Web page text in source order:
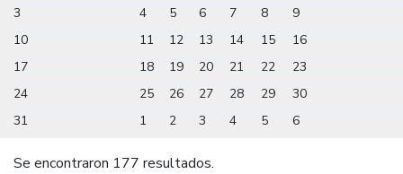
3
4 5 6 7 8
9
10
11 12 13 14 15
16
17
18 19 20 21 22
23
24
25 26 27 28 29
30
31
1 2 3 4 5 6
Se encontraron 177 resultados.